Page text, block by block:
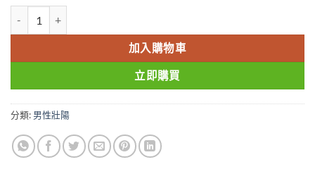
加入購物車
立即購買
分類: 男性壯陽